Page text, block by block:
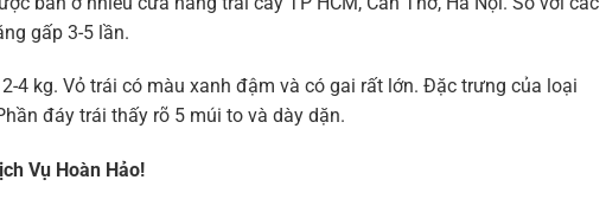
gấp 3-5 lần.
4 kg. Vỏ trái có màu xanh đậm và có gai rất lớn. Đặc trưng của loại
đáy trái thấy rõ 5 múi to và dày dặn.
Vụ Hoàn Hảo!